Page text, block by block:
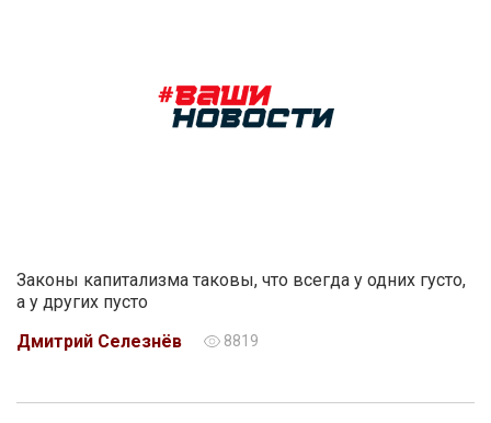
Законы капитализма таковы, что всегда у одних густо,
а у других пусто
Дмитрий Селезнёв
8819